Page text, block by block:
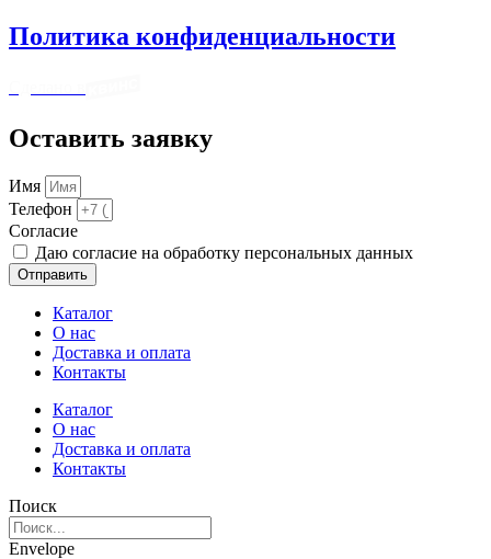
Политика конфиденциальности
Оставить заявку
Имя
Телефон
Cогласие
Даю согласие на обработку персональных данных
Отправить
Каталог
О нас
Доставка и оплата
Контакты
Каталог
О нас
Доставка и оплата
Контакты
Поиск
Envelope